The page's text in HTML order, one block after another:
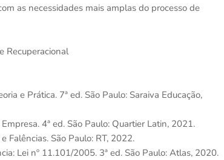
as necessidades mais amplas do processo de
Recuperacional
e Prática. 7ª ed. São Paulo: Saraiva Educação,
4ª ed. São Paulo: Quartier Latin, 2021.
Falências. São Paulo: RT, 2022.
Lei nº 11.101/2005. 3ª ed. São Paulo: Atlas, 2020.